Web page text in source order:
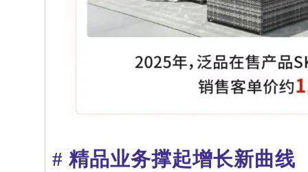
# 精品业务撑起增长新曲线